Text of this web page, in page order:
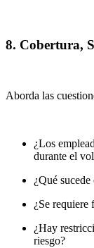
8. Cobertura,
Aborda las
¿Los
durante el
¿Qué sucede
¿Se requiere
¿Hay
riesgo?